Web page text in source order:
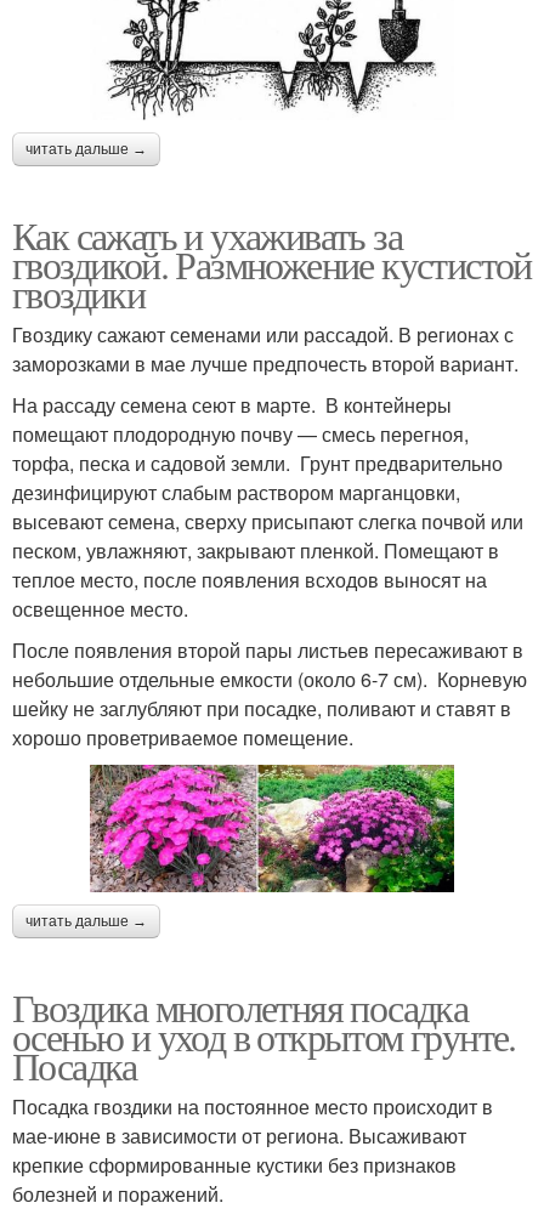
читать дальше →
Как сажать и ухаживать за
гвоздикой. Размножение кустистой
гвоздики
Гвоздику сажают семенами или рассадой. В регионах с
заморозками в мае лучше предпочесть второй вариант.
На рассаду семена сеют в марте. В контейнеры
помещают плодородную почву — смесь перегноя,
торфа, песка и садовой земли. Грунт предварительно
дезинфицируют слабым раствором марганцовки,
высевают семена, сверху присыпают слегка почвой или
песком, увлажняют, закрывают пленкой. Помещают в
теплое место, после появления всходов выносят на
освещенное место.
После появления второй пары листьев пересаживают в
небольшие отдельные емкости (около 6-7 см). Корневую
шейку не заглубляют при посадке, поливают и ставят в
хорошо проветриваемое помещение.
читать дальше →
Гвоздика многолетняя посадка
осенью и уход в открытом грунте.
Посадка
Посадка гвоздики на постоянное место происходит в
мае-июне в зависимости от региона. Высаживают
крепкие сформированные кустики без признаков
болезней и поражений.